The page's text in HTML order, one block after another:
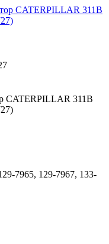
CATERPILLAR 311B
7965, 129-7967, 133-